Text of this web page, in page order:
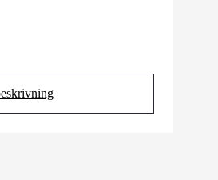
(Opens in new tab)